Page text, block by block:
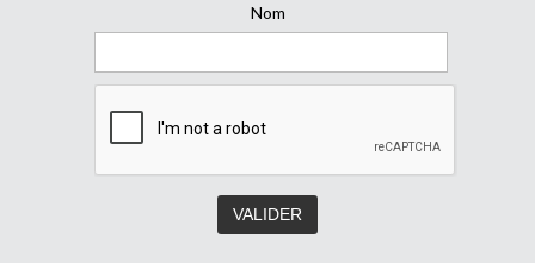
Nom